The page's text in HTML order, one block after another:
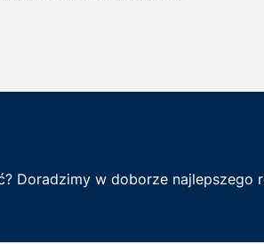
Doradzimy w doborze najlepszego